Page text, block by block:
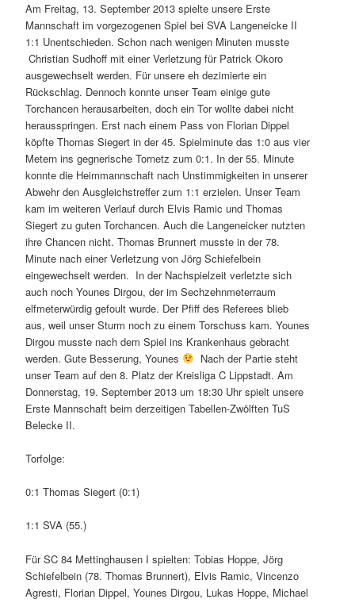
Am Freitag, 13. September 2013 spielte unsere Erste
Mannschaft im vorgezogenen Spiel bei SVA Langeneicke II
1:1 Unentschieden. Schon nach wenigen Minuten musste
Christian Sudhoff mit einer Verletzung für Patrick Okoro
ausgewechselt werden. Für unsere eh dezimierte ein
Rückschlag. Dennoch konnte unser Team einige gute
Torchancen herausarbeiten, doch ein Tor wollte dabei nicht
herausspringen. Erst nach einem Pass von Florian Dippel
köpfte Thomas Siegert in der 45. Spielminute das 1:0 aus vier
Metern ins gegnerische Tornetz zum 0:1. In der 55. Minute
konnte die Heimmannschaft nach Unstimmigkeiten in unserer
Abwehr den Ausgleichstreffer zum 1:1 erzielen. Unser Team
kam im weiteren Verlauf durch Elvis Ramic und Thomas
Siegert zu guten Torchancen. Auch die Langeneicker nutzten
ihre Chancen nicht. Thomas Brunnert musste in der 78.
Minute nach einer Verletzung von Jörg Schiefelbein
eingewechselt werden. In der Nachspielzeit verletzte sich
auch noch Younes Dirgou, der im Sechzehnmeterraum
elfmeterwürdig gefoult wurde. Der Pfiff des Referees blieb
aus, weil unser Sturm noch zu einem Torschuss kam. Younes
Dirgou musste nach dem Spiel ins Krankenhaus gebracht
werden. Gute Besserung, Younes
Nach der Partie steht
unser Team auf den 8. Platz der Kreisliga C Lippstadt. Am
Donnerstag, 19. September 2013 um 18:30 Uhr spielt unsere
Erste Mannschaft beim derzeitigen Tabellen-Zwölften TuS
Belecke II.
Torfolge:
0:1 Thomas Siegert (0:1)
1:1 SVA (55.)
Für SC 84 Mettinghausen I spielten: Tobias Hoppe, Jörg
Schiefelbein (78. Thomas Brunnert), Elvis Ramic, Vincenzo
Agresti, Florian Dippel, Younes Dirgou, Lukas Hoppe, Michael